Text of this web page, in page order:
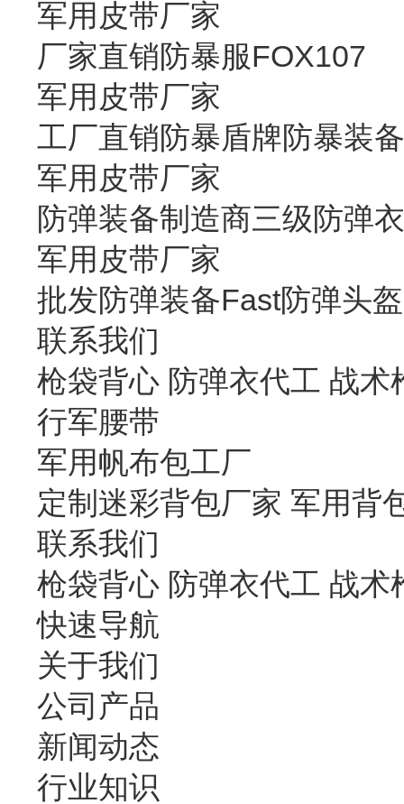
军用皮带厂家
厂家直销防暴服FOX107
军用皮带厂家
工厂直销防暴盾牌防暴装备
军用皮带厂家
防弹装备制造商三级防弹衣
军用皮带厂家
批发防弹装备Fast防弹头盔
联系我们
枪袋背心 防弹衣代工 战术
行军腰带
军用帆布包工厂
定制迷彩背包厂家 军用背
联系我们
枪袋背心 防弹衣代工 战术
快速导航
关于我们
公司产品
新闻动态
行业知识